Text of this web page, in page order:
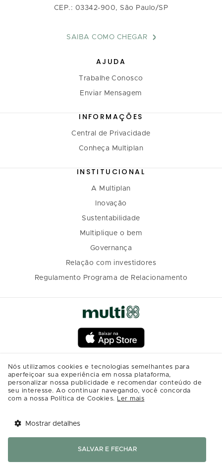
CEP.: 03342-900, São Paulo/SP
SAIBA COMO CHEGAR
AJUDA
Trabalhe Conosco
Enviar Mensagem
INFORMAÇÕES
Central de Privacidade
Conheça Multiplan
INSTITUCIONAL
A Multiplan
Inovação
Sustentabilidade
Multiplique o bem
Governança
Relação com investidores
Regulamento Programa de Relacionamento
Nós utilizamos cookies e tecnologias semelhantes para
aperfeiçoar sua experiência em nossa plataforma,
personalizar nossa publicidade e recomendar conteúdo de
seu interesse. Ao continuar navegando, você concorda
com a nossa Política de Cookies. Ler mais
Mostrar detalhes
SALVAR E FECHAR
Baixe agora o app Multi
Abrir